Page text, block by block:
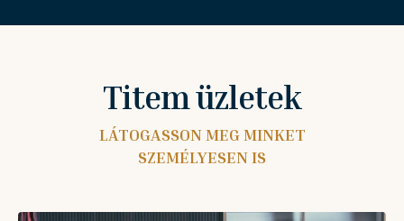
Titem üzletek
LÁTOGASSON MEG MINKET
SZEMÉLYESEN IS